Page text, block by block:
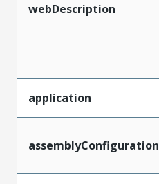
webDescription
application
assemblyConfiguration